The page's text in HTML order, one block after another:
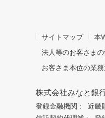
サイトマップ 本
法人等のお客さま
お客さま本位の業
株式会社みなと銀
登録金融機関 :
近畿